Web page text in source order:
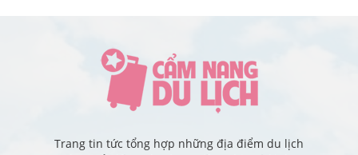
Trang tin tức tổng hợp những địa điểm du lịch